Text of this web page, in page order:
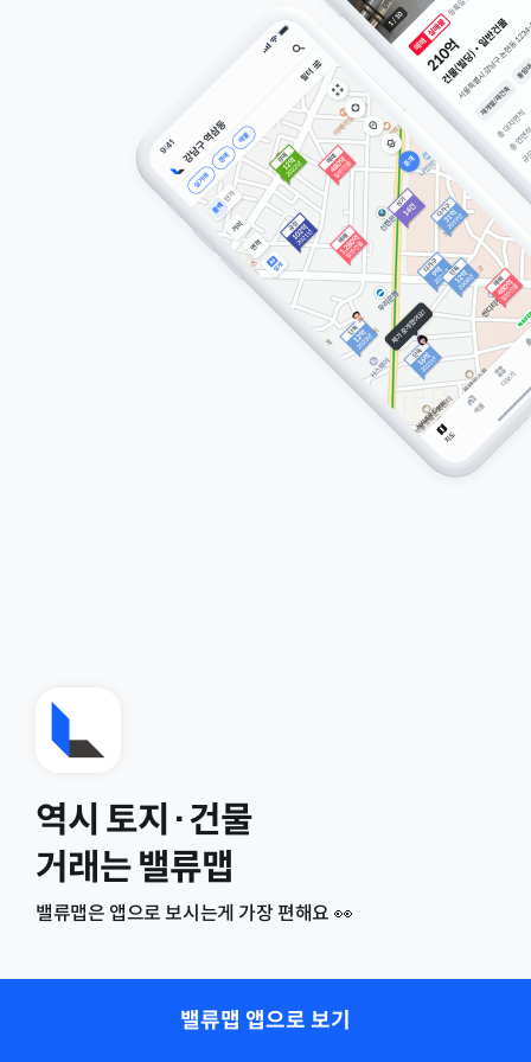
역시 토지·건물
거래는 밸류맵
밸류맵은 앱으로 보시는게 가장 편해요 👀
밸류맵 앱으로 보기